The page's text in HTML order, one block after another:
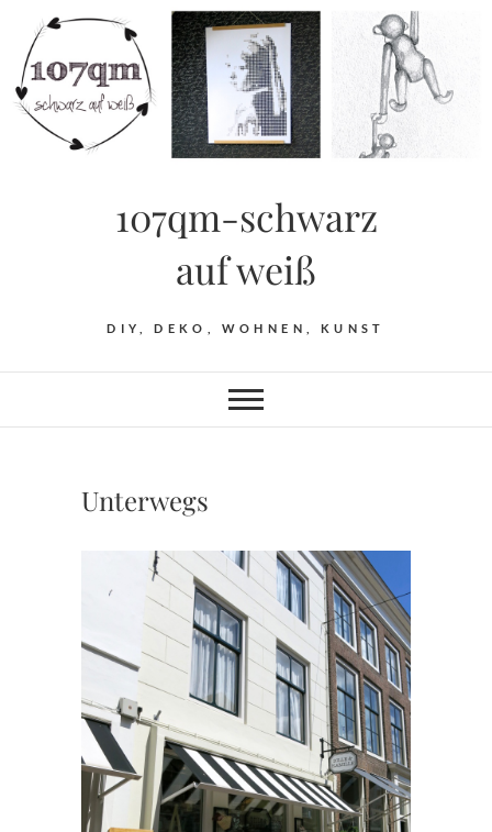
content
107qm-schwarz
auf weiß
DIY, DEKO, WOHNEN, KUNST
Unterwegs